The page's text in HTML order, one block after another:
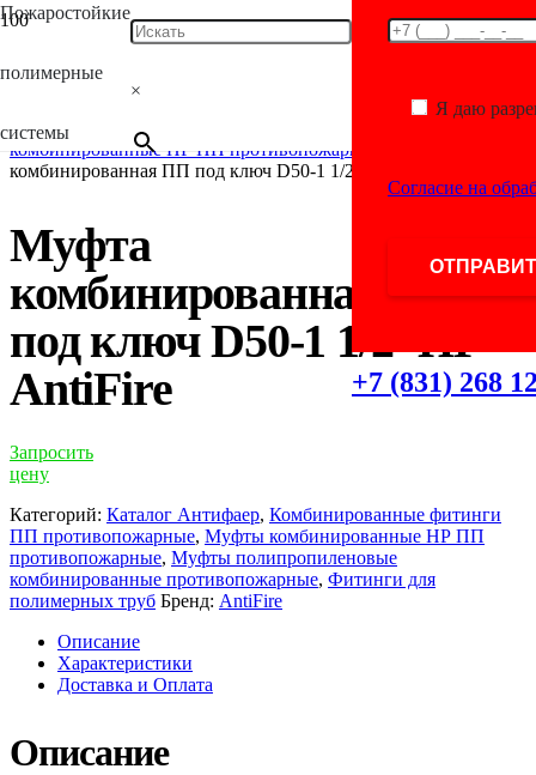
Пожаростойкие
полимерные
системы
×
Я даю
Согласие на
+7 (831) 268
труб/Комбинированные фитинги ПП
комбинированные противопожарные
комбинированные НР ПП противопожарные
комбинированная ПП под ключ D50-1 1/2″НР AntiFire
Муфта
комбинированная ПП
под ключ D50-1 1/2″НР
AntiFire
Запросить
цену
Категорий: Каталог Антифаер, Комбинированные фитинги
ПП противопожарные, Муфты комбинированные НР ПП
противопожарные, Муфты полипропиленовые
комбинированные противопожарные, Фитинги для
полимерных труб Бренд: AntiFire
Описание
Характеристики
Доставка и Оплата
Описание